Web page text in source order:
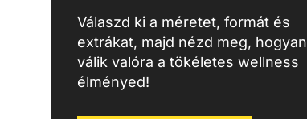
Válaszd ki a méretet, formát és
extrákat, majd nézd meg, hogyan
válik valóra a tökéletes wellness
élményed!